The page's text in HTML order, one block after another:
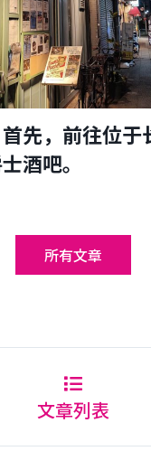
先，前往位于
酒吧。
所有文章
文章列表